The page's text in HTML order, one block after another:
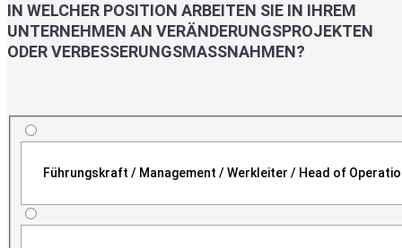
IN WELCHER POSITION ARBEITEN SIE IN IHREM
UNTERNEHMEN AN VERÄNDERUNGSPROJEKTEN
ODER VERBESSERUNGSMASSNAHMEN?
Führungskraft / Management / Werkleiter / Head of